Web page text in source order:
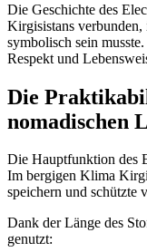
Die Geschichte des
Kirgisistans
symbolisch sein
Respekt und
Die
nomadischen
Die Hauptfunktion des
Im bergigen Klima
speichern und schützte
Dank der Länge des
genutzt: